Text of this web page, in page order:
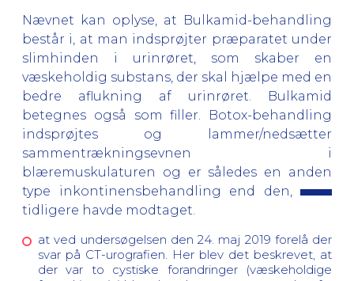
Nævnet kan oplyse, at Bulkamid-behandling
består i, at man indsprøjter præparatet under
slimhinden i urinrøret, som skaber en
væskeholdig substans, der skal hjælpe med en
bedre aflukning af urinrøret. Bulkamid
betegnes også som filler. Botox-behandling
indsprøjtes og lammer/nedsætter
sammentrækningsevnen i
blæremuskulaturen og er således en anden
type inkontinensbehandling end den,
tidligere havde modtaget.
at ved undersøgelsen den 24. maj 2019 forelå der
svar på CT-urografien. Her blev det beskrevet, at
der var to cystiske forandringer (væskeholdige